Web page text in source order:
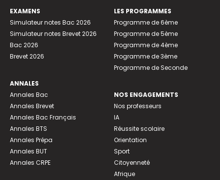
EXAMENS
Simulateur notes Bac 2026
Simulateur notes Brevet 2026
Bac 2026
Brevet 2026
ANNALES
Annales Bac
Annales Brevet
Annales Bac Français
Annales BTS
Annales Prépa
Annales BUT
Annales CRPE
LES PROGRAMMES
Programme de 6ème
Programme de 5ème
Programme de 4ème
Programme de 3ème
Programme de Seconde
NOS ENGAGEMENTS
Nos professeurs
IA
Réussite scolaire
Orientation
Sport
Citoyenneté
Afrique